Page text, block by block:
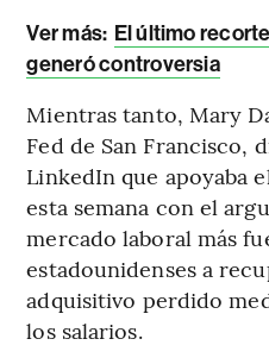
Ver más: El último
generó controversia
Mientras tanto, Mary
Fed de San Francisco,
LinkedIn que apoyaba
esta semana con el
mercado laboral más
estadounidenses a
adquisitivo perdido
los salarios.